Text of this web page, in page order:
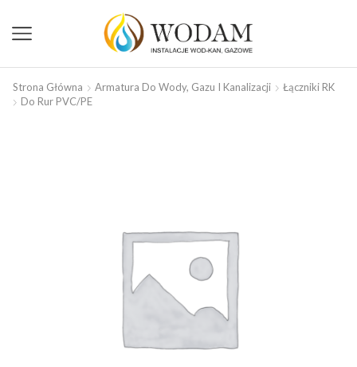
Strona Główna Armatura Do Wody, Gazu I Kanalizacji
Łączniki RK
Do Rur PVC/PE